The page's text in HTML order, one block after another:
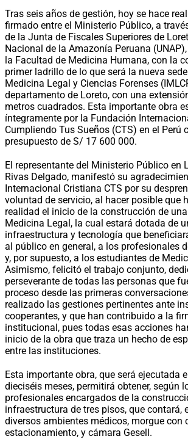
Tras seis años de gestión, hoy se hace
firmado entre el Ministerio Público, a
de la Junta de Fiscales Superiores de
Nacional de la Amazonía Peruana
la Facultad de Medicina Humana, con la
primer ladrillo de lo que será la nueva
Medicina Legal y Ciencias Forenses
departamento de Loreto, con una
metros cuadrados. Esta importante obra
íntegramente por la Fundación
Cumpliendo Tus Sueños (CTS) en el Perú
presupuesto de S/ 17 600 000.
El representante del Ministerio Público en
Rivas Delgado, manifestó su
Internacional Cristiana CTS por su
voluntad de servicio, al hacer posible que
realidad el inicio de la construcción de
Medicina Legal, la cual estará dotada de
infraestructura y tecnología que
al público en general, a los profesionales
y, por supuesto, a los estudiantes de
Asimismo, felicitó el trabajo conjunto,
perseverante de todas las personas que
proceso desde las primeras
realizado las gestiones pertinentes ante
cooperantes, y que han contribuido a la
institucional, pues todas esas acciones
inicio de la obra que traza un hecho de
entre las instituciones.
Esta importante obra, que será ejecutada
dieciséis meses, permitirá obtener, según
profesionales encargados de la
infraestructura de tres pisos, que contará,
diversos ambientes médicos, morgue con
estacionamiento, y cámara Gesell.